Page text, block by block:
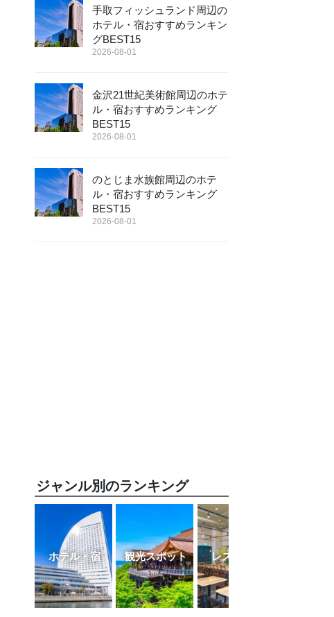
手取フィッシュランド周辺の
ホテル・宿おすすめランキン
グBEST15
2026-08-01
金沢21世紀美術館周辺のホテ
ル・宿おすすめランキング
BEST15
2026-08-01
のとじま水族館周辺のホテ
ル・宿おすすめランキング
BEST15
2026-08-01
ジャンル別のランキング
ホテル・宿 観光スポット レストラン